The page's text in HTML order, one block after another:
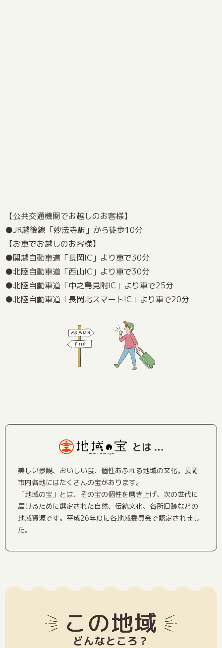
【公共交通機関でお越しのお客様】
JR越後線「妙法寺駅」から徒歩10分
【お車でお越しのお客様】
関越自動車道「長岡IC」より車で30分
北陸自動車道「西山IC」より車で30分
北陸自動車道「中之島見附IC」より車で25分
北陸自動車道「長岡北スマートIC」より車で20分
美しい景観、おいしい食、個性あふれる地域の文化。長岡
市内各地にはたくさんの宝があります。
「地域の宝」とは、その宝の個性を磨き上げ、次の世代に
届けるために選定された自然、伝統文化、各所旧跡などの
地域資源です。平成26年度に各地域委員会で認定されまし
た。